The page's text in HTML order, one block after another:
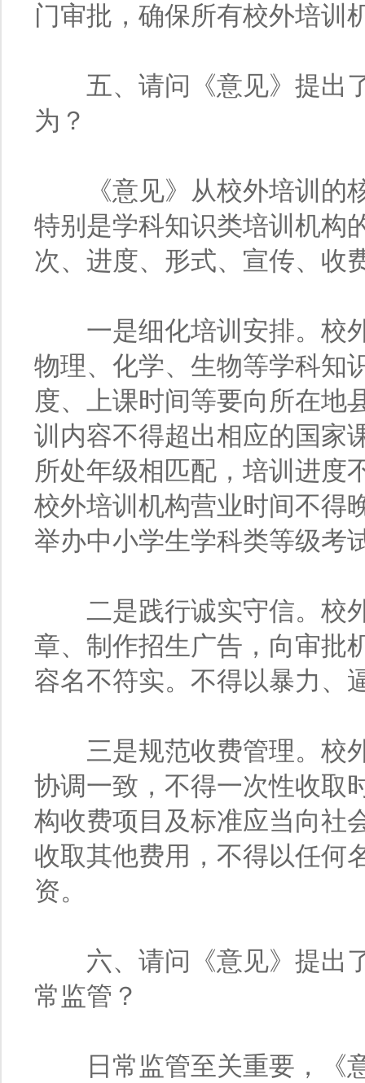
门审批，确保所有校外培训
五、请问《意见》提出了
为？
《意见》从校外培训的核
特别是学科知识类培训机构
次、进度、形式、宣传、收
一是细化培训安排。校外
物理、化学、生物等学科知
度、上课时间等要向所在地
训内容不得超出相应的国家
所处年级相匹配，培训进度
校外培训机构营业时间不得
举办中小学生学科类等级考
二是践行诚实守信。校外
章、制作招生广告，向审批
容名不符实。不得以暴力、
三是规范收费管理。校外
协调一致，不得一次性收取
构收费项目及标准应当向社
收取其他费用，不得以任何
资。
六、请问《意见》提出了
常监管？
日常监管至关重要，《意